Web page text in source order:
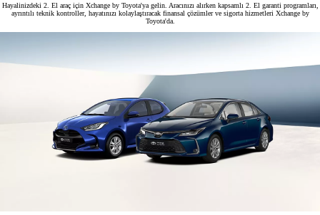
Hayalinizdeki 2. El araç için Xchange by Toyota'ya gelin. Aracınızı alırken kapsamlı 2. El garanti programları,
ayrıntılı teknik kontroller, hayatınızı kolaylaştıracak finansal çözümler ve sigorta hizmetleri Xchange by
Toyota'da.